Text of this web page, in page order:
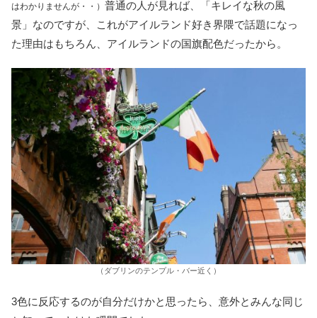
はわかりませんが・・） 普通の人が見れば、「キレイな秋の風
景」なのですが、これがアイルランド好き界隈で話題になっ
た理由はもちろん、アイルランドの国旗配色だったから。
（ダブリンのテンプル・バー近く）
3色に反応するのが自分だけかと思ったら、意外とみんな同じ